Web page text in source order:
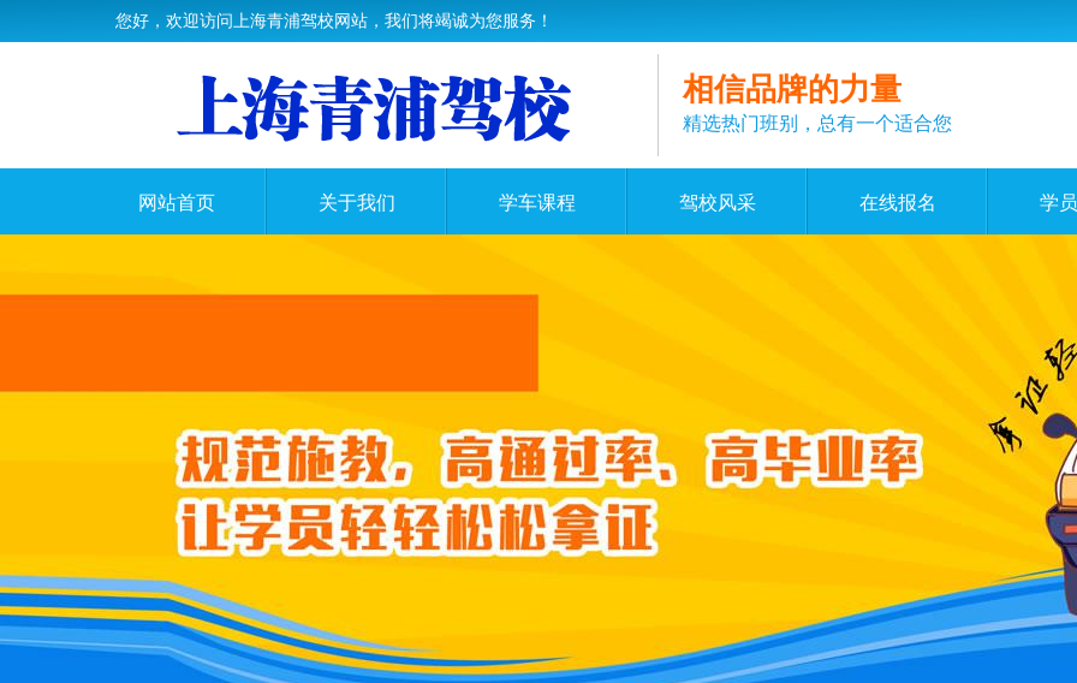
您好，欢迎访问上海青浦驾校网站，我们将竭诚为您服务！
相信品牌的力量
精选热门班别，总有一个适合您
网站首页 关于我们 学车课程 驾校风采 在线报名 学